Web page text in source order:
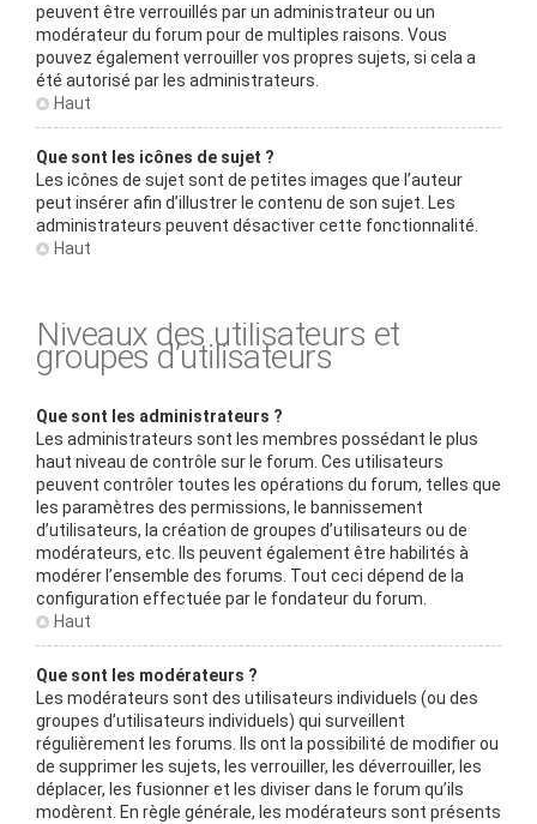
peuvent être verrouillés par un administrateur ou un
modérateur du forum pour de multiples raisons. Vous
pouvez également verrouiller vos propres sujets, si cela a
été autorisé par les administrateurs.
Haut
Que sont les icônes de sujet ?
Les icônes de sujet sont de petites images que l’auteur
peut insérer afin d’illustrer le contenu de son sujet. Les
administrateurs peuvent désactiver cette fonctionnalité.
Haut
Niveaux des utilisateurs et
groupes d’utilisateurs
Que sont les administrateurs ?
Les administrateurs sont les membres possédant le plus
haut niveau de contrôle sur le forum. Ces utilisateurs
peuvent contrôler toutes les opérations du forum, telles que
les paramètres des permissions, le bannissement
d’utilisateurs, la création de groupes d’utilisateurs ou de
modérateurs, etc. Ils peuvent également être habilités à
modérer l’ensemble des forums. Tout ceci dépend de la
configuration effectuée par le fondateur du forum.
Haut
Que sont les modérateurs ?
Les modérateurs sont des utilisateurs individuels (ou des
groupes d’utilisateurs individuels) qui surveillent
régulièrement les forums. Ils ont la possibilité de modifier ou
de supprimer les sujets, les verrouiller, les déverrouiller, les
déplacer, les fusionner et les diviser dans le forum qu’ils
modèrent. En règle générale, les modérateurs sont présents